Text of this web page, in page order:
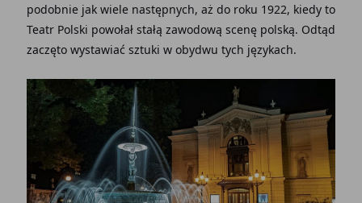
podobnie jak wiele następnych, aż do roku 1922, kiedy to
Teatr Polski powołał stałą zawodową scenę polską. Odtąd
zaczęto wystawiać sztuki w obydwu tych językach.